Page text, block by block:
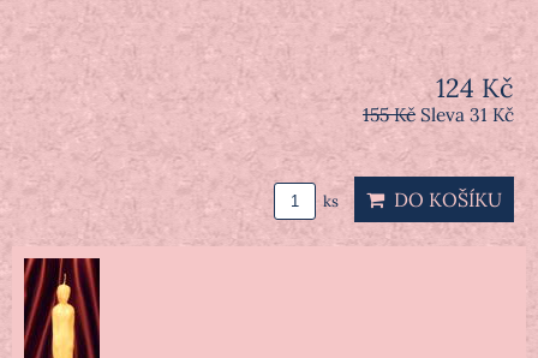
124 Kč
155 Kč Sleva 31 Kč
ks DO KOŠÍKU